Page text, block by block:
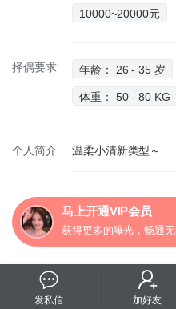
10000~20000元
择偶要求 年龄： 26 - 35 岁
体重： 50 - 80 KG
个人简介 温柔小清新类型～
马上开通VIP会员
获得更多的曝光，畅通
发私信 加好友